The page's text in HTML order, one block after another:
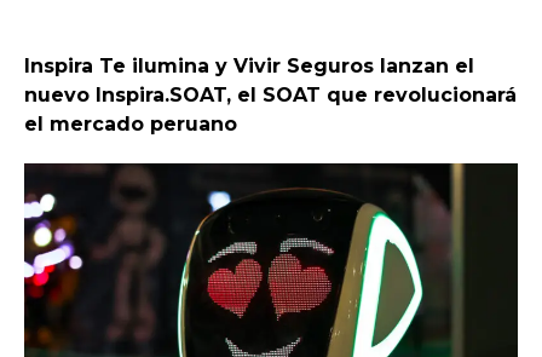
Inspira Te ilumina y Vivir Seguros lanzan el
nuevo Inspira.SOAT, el SOAT que revolucionará
el mercado peruano